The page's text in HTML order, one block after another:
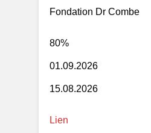
Fondation Dr Combe
80%
01.09.2026
15.08.2026
Lien